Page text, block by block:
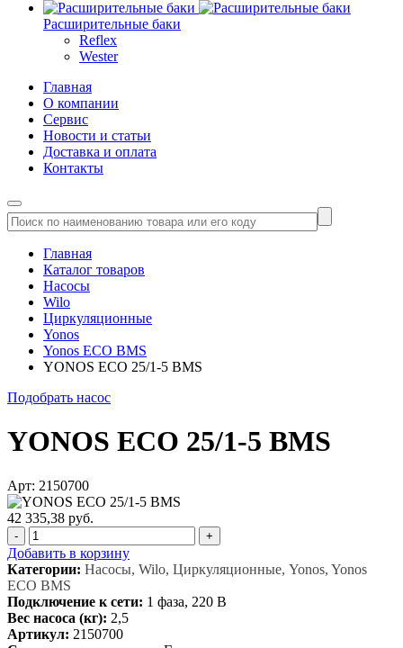
Расширительные баки
Reflex
Wester
Главная
О компании
Сервис
Новости и статьи
Доставка и оплата
Контакты
Главная
Каталог товаров
Насосы
Wilo
Циркуляционные
Yonos
Yonos ECO BMS
YONOS ECO 25/1-5 BMS
Подобрать насос
YONOS ECO 25/1-5 BMS
Арт: 2150700
42 335,38 руб.
- +
Добавить в корзину
Категории: Насосы, Wilo, Циркуляционные, Yonos, Yonos
ECO BMS
Подключение к сети: 1 фаза, 220 В
Вес насоса (кг): 2,5
Артикул: 2150700